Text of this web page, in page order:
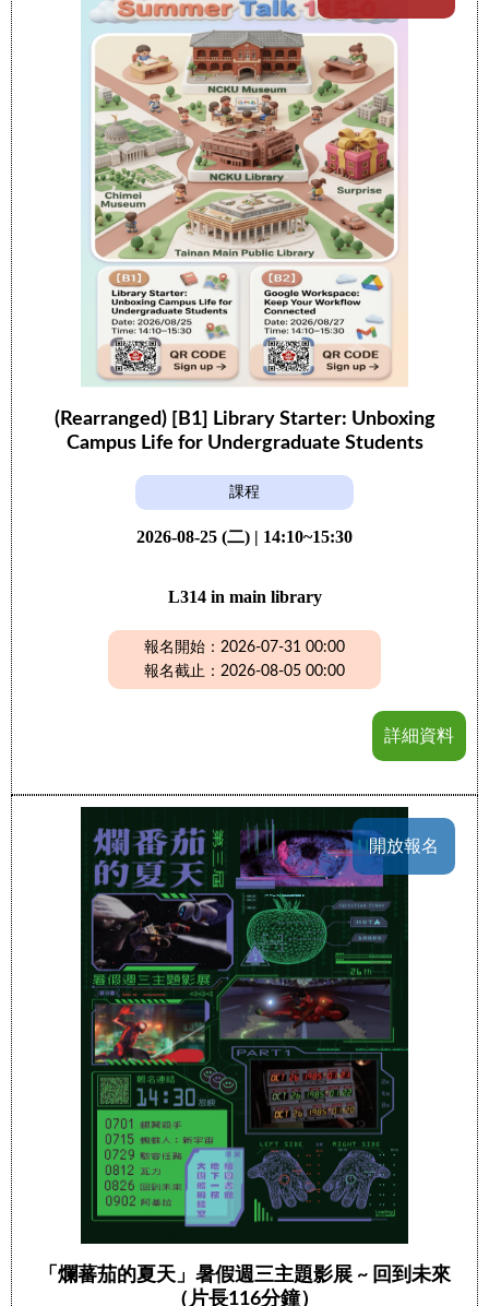
(Rearranged) [B1] Library Starter: Unboxing
Campus Life for Undergraduate Students
課程
2026-08-25 (二) | 14:10~15:30
L314 in main library
報名開始：2026-07-31 00:00
報名截止：2026-08-05 00:00
詳細資料
開放報名
「爛蕃茄的夏天」暑假週三主題影展 ~ 回到未來
（片長116分鐘）